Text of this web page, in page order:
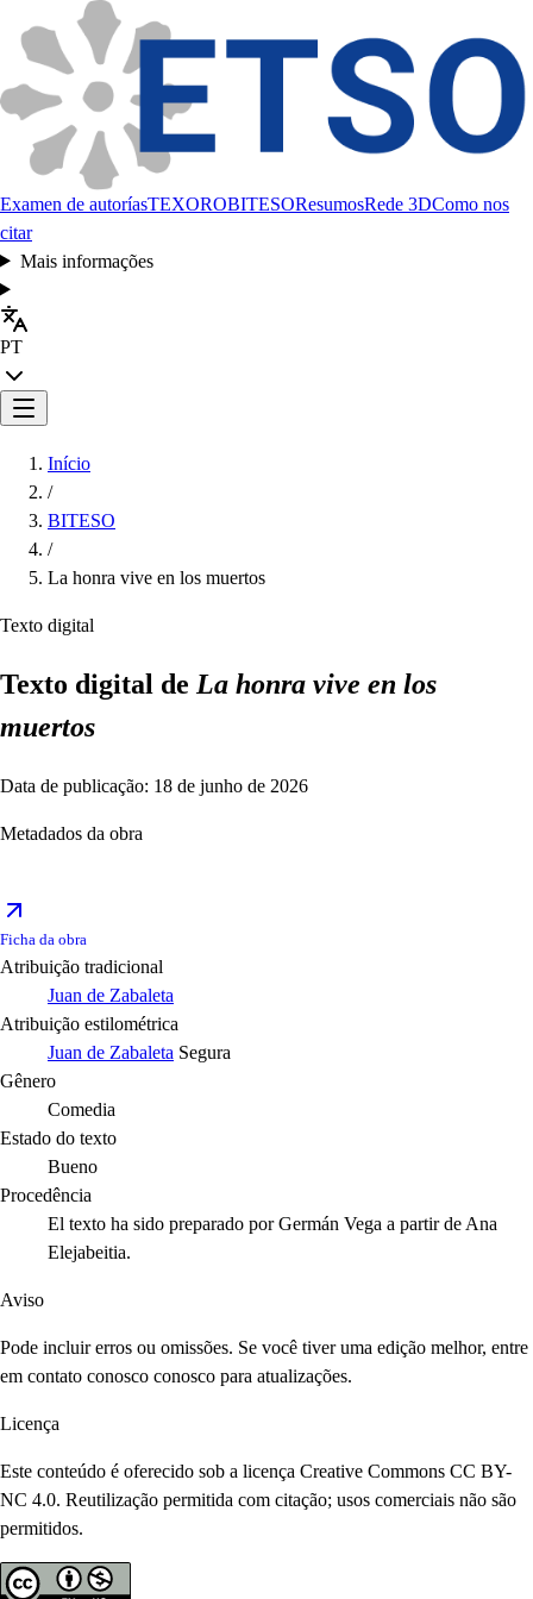
Examen de autoríasTEXOROBITESOResumosRede 3DComo nos
citar
Mais informações
PT
Início
/
BITESO
/
La honra vive en los muertos
Texto digital
Texto digital de La honra vive en los
muertos
Data de publicação: 18 de junho de 2026
Metadados da obra
Ficha da obra
Atribuição tradicional
Juan de Zabaleta
Atribuição estilométrica
Juan de Zabaleta Segura
Gênero
Comedia
Estado do texto
Bueno
Procedência
El texto ha sido preparado por Germán Vega a partir de Ana
Elejabeitia.
Aviso
Pode incluir erros ou omissões. Se você tiver uma edição melhor, entre
em contato conosco conosco para atualizações.
Licença
Este conteúdo é oferecido sob a licença Creative Commons CC BY-
NC 4.0. Reutilização permitida com citação; usos comerciais não são
permitidos.